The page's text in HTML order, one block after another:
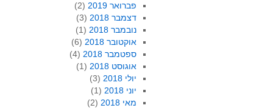
פברואר 2019
(2)
דצמבר 2018
(3)
נובמבר 2018
(1)
אוקטובר 2018
(6)
ספטמבר 2018
(4)
אוגוסט 2018
(1)
יולי 2018
(3)
יוני 2018
(1)
מאי 2018
(2)